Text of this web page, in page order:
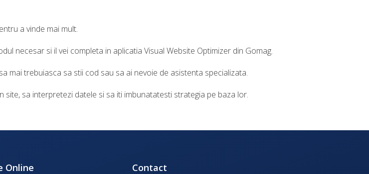
a vinde mai mult.
necesar si il vei completa in aplicatia Visual Website Optimizer din Gomag.
mai trebuiasca sa stii cod sau sa ai nevoie de asistenta specializata.
sa interpretezi datele si sa iti imbunatatesti strategia pe baza lor.
Online Contact